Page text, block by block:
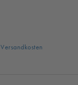
Versandkosten